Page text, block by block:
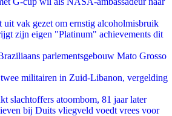
uit vak gezet om ernstig alcoholmisbruik
zijn eigen "Platinum" achievements dit
parlementsgebouw Mato Grosso
militairen in Zuid-Libanon, vergelding
slachtoffers atoombom, 81 jaar later
bij Duits vliegveld voedt vrees voor